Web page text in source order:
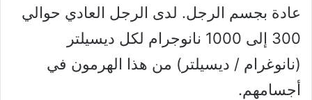
عادة بجسم الرجل. لدى الرجل العادي حوالي
300 إلى 1000 نانوجرام لكل ديسيلتر
(نانوغرام / ديسيلتر) من هذا الهرمون في
أجسامهم.